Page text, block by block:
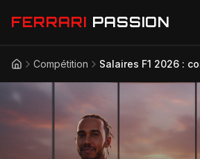
FERRARI PASSION
Actualités
Compétition
AccueilCompétition